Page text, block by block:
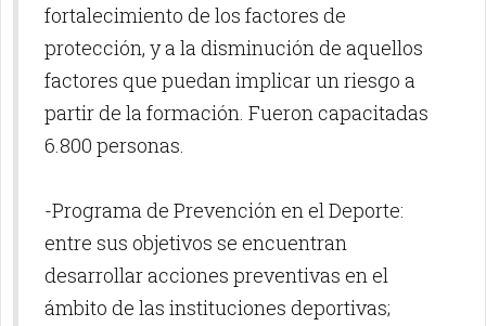
fortalecimiento de los factores de
protección, y a la disminución de aquellos
factores que puedan implicar un riesgo a
partir de la formación. Fueron capacitadas
6.800 personas.
-Programa de Prevención en el Deporte:
entre sus objetivos se encuentran
desarrollar acciones preventivas en el
ámbito de las instituciones deportivas;